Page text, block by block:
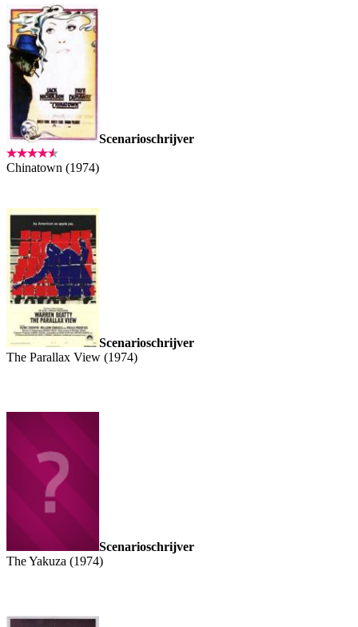
Scenarioschrijver
Chinatown (1974)
Scenarioschrijver
The Parallax View (1974)
Scenarioschrijver
The Yakuza (1974)